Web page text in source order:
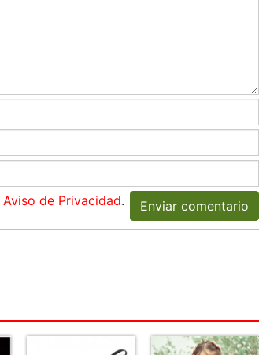
Aviso de Privacidad. Enviar comentario